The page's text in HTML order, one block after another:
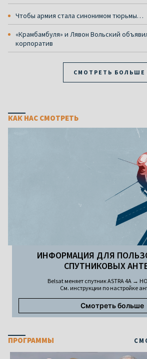
Чтобы армия стала синонимом тюрьмы…
«Крамбамбуля» и Лявон Вольский
корпоратив
СМОТРЕТЬ БОЛЬШЕ
КАК НАС СМОТРЕТЬ
ИНФОРМАЦИЯ ДЛЯ
СПУТНИКОВЫХ
Belsat меняет спутник ASTRA 4A →
См. инструкции по настройке
Смотреть больше
ПРОГРАММЫ